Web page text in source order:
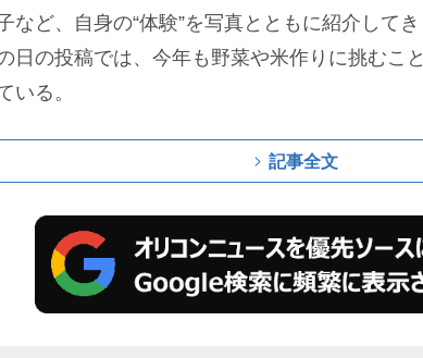
など、自身の“体験”を写真とともに紹介してき
日の投稿では、今年も野菜や米作りに挑むこと
いる。
記事全文